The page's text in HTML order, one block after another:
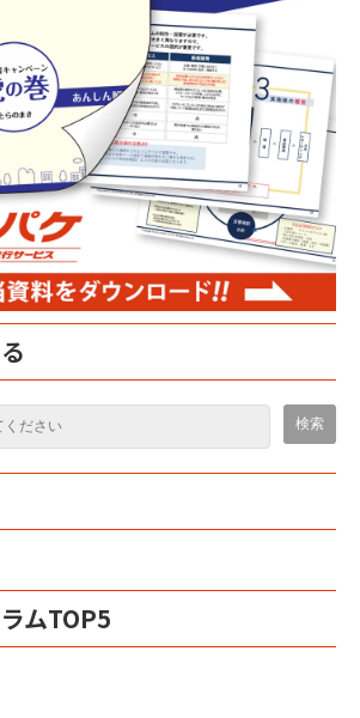
ムTOP5